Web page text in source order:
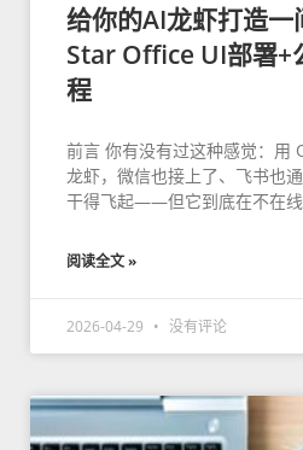
给你的AI龙虾打造一
Star Office UI部署+
程
前言 你有没有过这种感觉：用
龙虾，微信也接上了、飞书也
干得飞起——但它到底在不在线
阅读全文 »
2026-04-29 没有评论